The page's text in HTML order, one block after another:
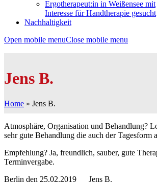
Ergotherapeut:in in Weißensee mit
Interesse für Handtherapie gesucht
Nachhaltigkeit
Open mobile menuClose mobile menu
Jens B.
Home » Jens B.
Atmosphäre, Organisation und Behandlung?
sehr gute Behandlung die auch der Tagesform
Empfehlung? Ja, freundlich, sauber, gute
Terminvergabe.
Berlin den 25.02.2019 Jens B.